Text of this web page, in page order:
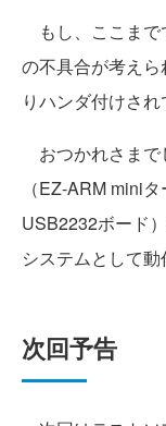
もし、ここまで
の不具合が考え
りハンダ付けさ
おつかれさまで
（EZ-ARM mini
USB2232ボード
システムとして動
次回予告